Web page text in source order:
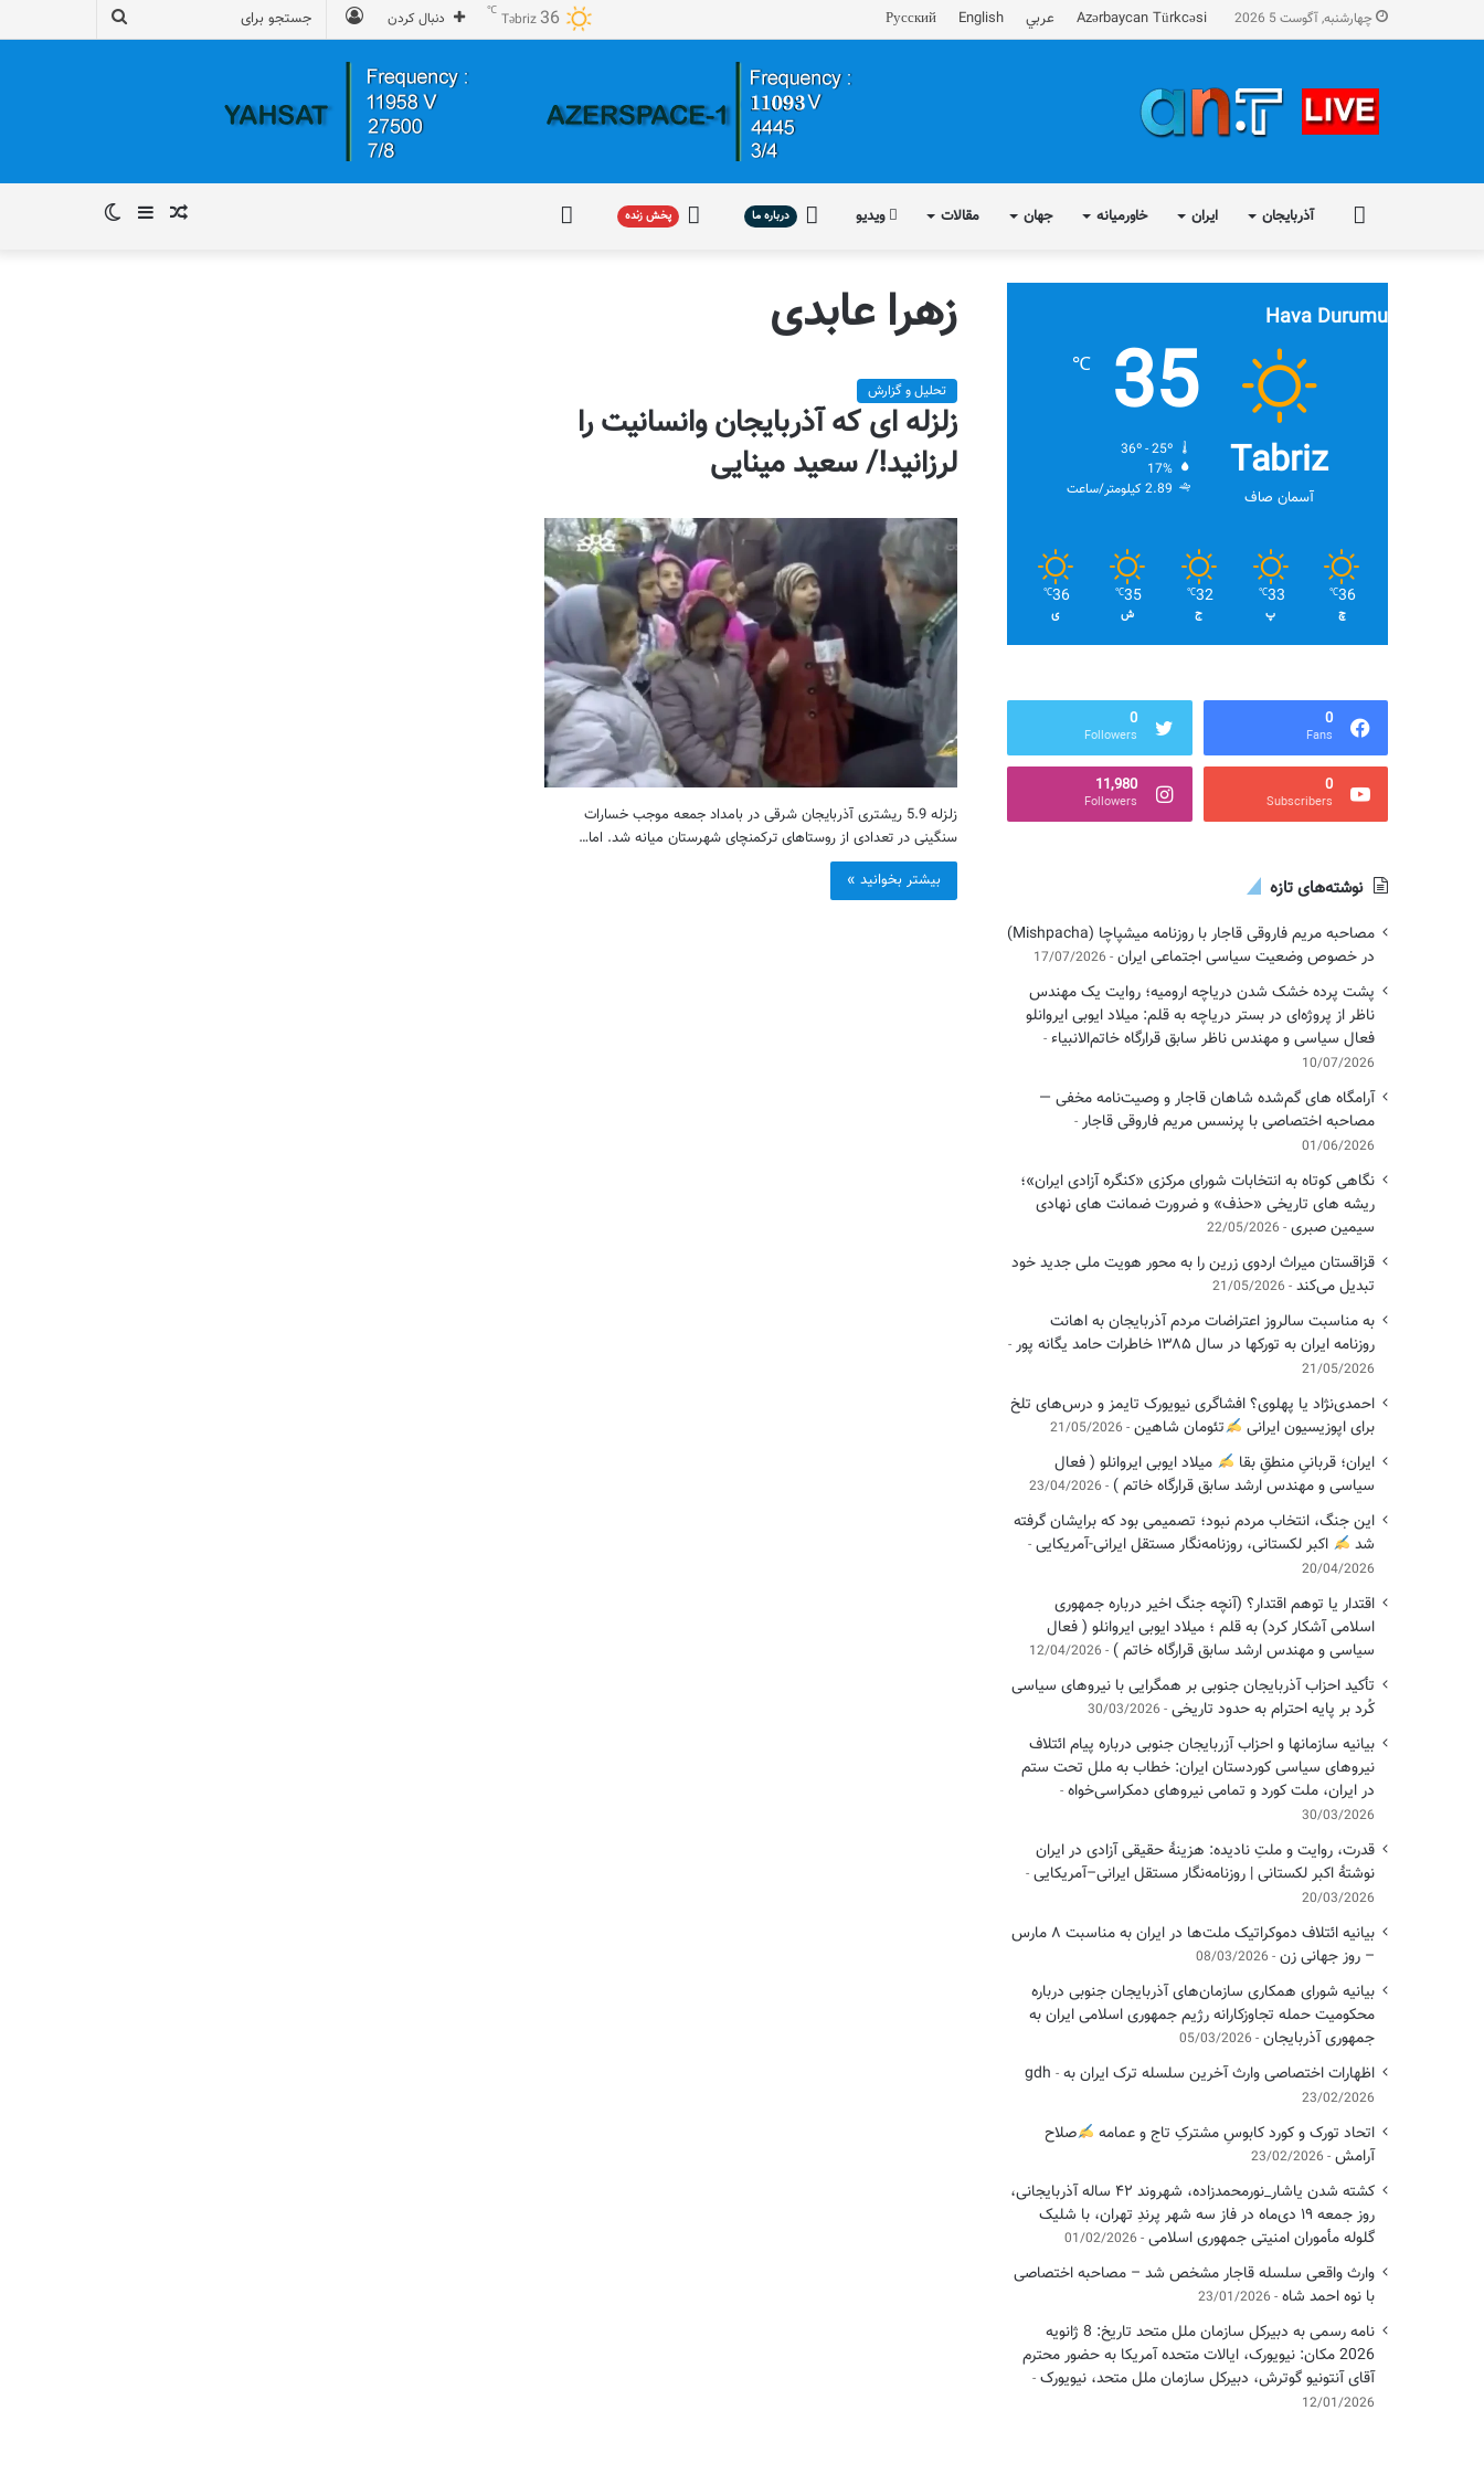
چهارشنبه, آگوست 5 2026 Azərbaycan Türkcəsi عربي English
Русский دنبال کردن Təbriz36
℃
آذربایجان ایران خاورمیانه جهان مقالات ویدیو درباره
درباره ما پخش
پخش زنده سایدبار نوشته
زهرا عابدی
تحلیل و گزارش
زلزله ای که آذربایجان وانسانیت را
لرزانید!/ سعید مینایی
زلزله 5.9 ریشتری آذربایجان شرقی در بامداد جمعه موجب خسارات
سنگینی در تعدادی از روستاهای ترکمنچای شهرستان میانه شد. اما…
بیشتر بخوانید »
Hava Durumu
Tabriz
آسمان صاف
35
℃
17%
2.89 کیلومتر/ساعت
36
℃
چ
33
℃
پ
32
℃
ج
35
℃
ش
36
℃
ی
0
Fans
0
Followers
0
Subscribers
11,980
Followers
نوشته‌های تازه
مصاحبه مریم فاروقی قاجار با روزنامه میشپاچا (Mishpacha)
در خصوص وضعیت سیاسی اجتماعی ایران 17/07/2026
پشت پرده خشک شدن دریاچه ارومیه؛ روایت یک مهندس
ناظر از پروژه‌ای در بستر دریاچه به قلم: میلاد ایوبی ایروانلو
فعال سیاسی و مهندس ناظر سابق قرارگاه خاتم‌الانبیاء
10/07/2026
آرامگاه های گم‌شده شاهان قاجار و وصیت‌نامه مخفی —
مصاحبه اختصاصی با پرنسس مریم فاروقی قاجار
01/06/2026
نگاهی کوتاه به انتخابات شورای مرکزی «کنگره آزادی ایران»؛
ریشه های تاریخی «حذف» و ضرورت ضمانت های نهادی
سیمین صبری 22/05/2026
قزاقستان میراث اردوی زرین را به محور هویت ملی جدید خود
تبدیل می‌کند 21/05/2026
به مناسبت سالروز اعتراضات مردم آذربایجان به اهانت
روزنامه ایران به تورکها در سال ۱۳۸۵ خاطرات حامد یگانه پور
21/05/2026
احمدی‌نژاد یا پهلوی؟ افشاگری نیویورک تایمز و درس‌های تلخ
برای اپوزیسیون ایرانی
تئومان شاهین 21/05/2026
ایران؛ قربانیِ منطقِ بقا
میلاد ایوبی ایروانلو ( فعال
سیاسی ‌و مهندس ارشد سابق قرارگاه خاتم ) 23/04/2026
این جنگ، انتخاب مردم نبود؛ تصمیمی بود که برایشان گرفته
شد
اکبر لکستانی، روزنامه‌نگار مستقل ایرانی-آمریکایی
20/04/2026
اقتدار یا توهم اقتدار؟ (آنچه جنگ اخیر درباره جمهوری
اسلامی آشکار کرد) به قلم ؛ میلاد ایوبی ایروانلو ( فعال
سیاسی و مهندس ارشد سابق قرارگاه خاتم ) 12/04/2026
تأکید احزاب آذربایجان جنوبی بر همگرایی با نیروهای سیاسی
کُرد بر پایه احترام به حدود تاریخی 30/03/2026
بیانیه سازمانها و احزاب آزربایجان جنوبی درباره پیام ائتلاف
نیروهای سیاسی کوردستان ایران: خطاب به ملل تحت ستم
در ایران، ملت کورد و تمامی نیروهای دمکراسی‌خواه
30/03/2026
قدرت، روایت و ملتِ نادیده: هزینهٔ حقیقی آزادی در ایران
نوشتهٔ اکبر لکستانی | روزنامه‌نگار مستقل ایرانی–آمریکایی
20/03/2026
بیانیه ائتلاف دموکراتیک ملت‌ها در ایران به مناسبت ۸ مارس
– روز جهانی زن 08/03/2026
بیانیه شورای همکاری سازمان‌های آذربایجان جنوبی درباره
محکومیت حمله تجاوزکارانه رژیم جمهوری اسلامی ایران به
جمهوری آذربایجان 05/03/2026
اظهارات اختصاصی وارث آخرین سلسله ترک ایران به gdh
23/02/2026
اتحاد تورک و کورد کابوسِ مشترکِ تاج و عمامه
​صلاح
آرامش 23/02/2026
کشته شدن یاشار_نورمحمدزاده، شهروند ۴۲ ساله آذربایجانی،
روز جمعه ۱۹ دی‌ماه در فاز سه شهر پرندِ تهران، با شلیک
گلوله مأموران امنیتی جمهوری اسلامی 01/02/2026
وارث واقعی سلسله قاجار مشخص شد – مصاحبه اختصاصی
با نوه احمد شاه 23/01/2026
نامه رسمی به دبیرکل سازمان ملل متحد تاریخ: 8 ژانویه
2026 مکان: نیویورک، ایالات متحده آمریکا به حضور محترم
آقای آنتونیو گوترش، دبیرکل سازمان ملل متحد، نیویورک
12/01/2026